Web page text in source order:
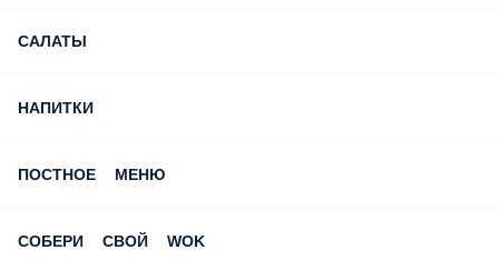
САЛАТЫ
НАПИТКИ
ПОСТНОЕ МЕНЮ
СОБЕРИ СВОЙ WOK